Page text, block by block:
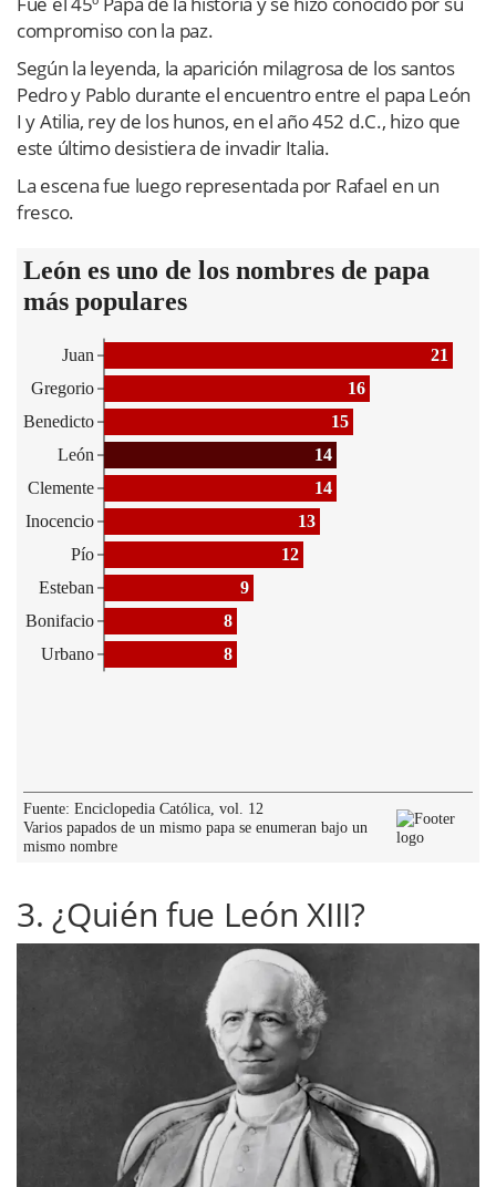
compromiso con la paz.
Según la leyenda, la aparición milagrosa de los santos
Pedro y Pablo durante el encuentro entre el papa León
I y Atilia, rey de los hunos, en el año 452 d.C., hizo que
este último desistiera de invadir Italia.
La escena fue luego representada por Rafael en un
fresco.
3. ¿Quién fue León XIII?